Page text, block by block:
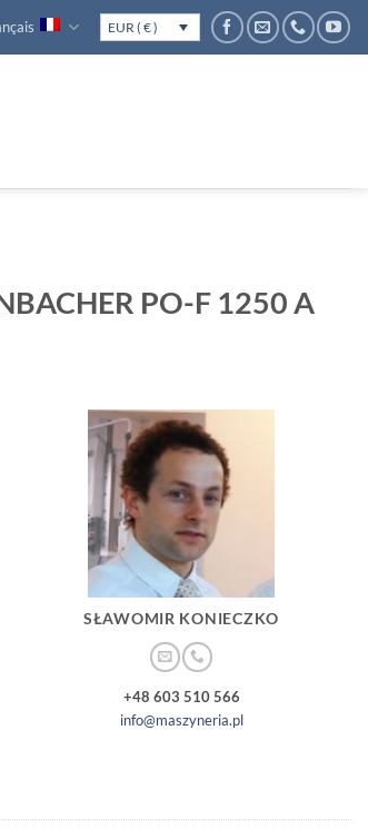
EUR ( € )
PO-F 1250 A
SŁAWOMIR KONIECZKO
+48 603 510 566
info@maszyneria.pl